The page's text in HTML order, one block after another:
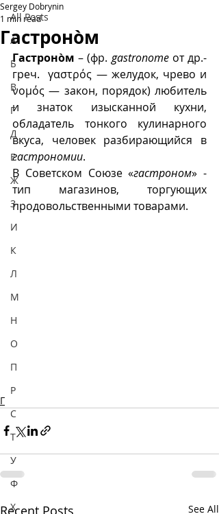
All Posts
А
Б
В
Г
Д
Е
Ж
З
И
К
Л
М
Н
О
П
Р
С
Т
У
Ф
Х
Гастронòм
Sergey Dobrynin
1 min read
Гастронòм – (фр. gastronome от др.-
греч.  γαστρός — желудок, чрево и
νομός — закон, порядок) любитель
и знаток изысканной кухни,
обладатель тонкого кулинарного
гастрономии.
В Советском Союзе «гастроном» -
тип магазинов, торгующих
продовольственными товарами.
Г
Recent Posts See All